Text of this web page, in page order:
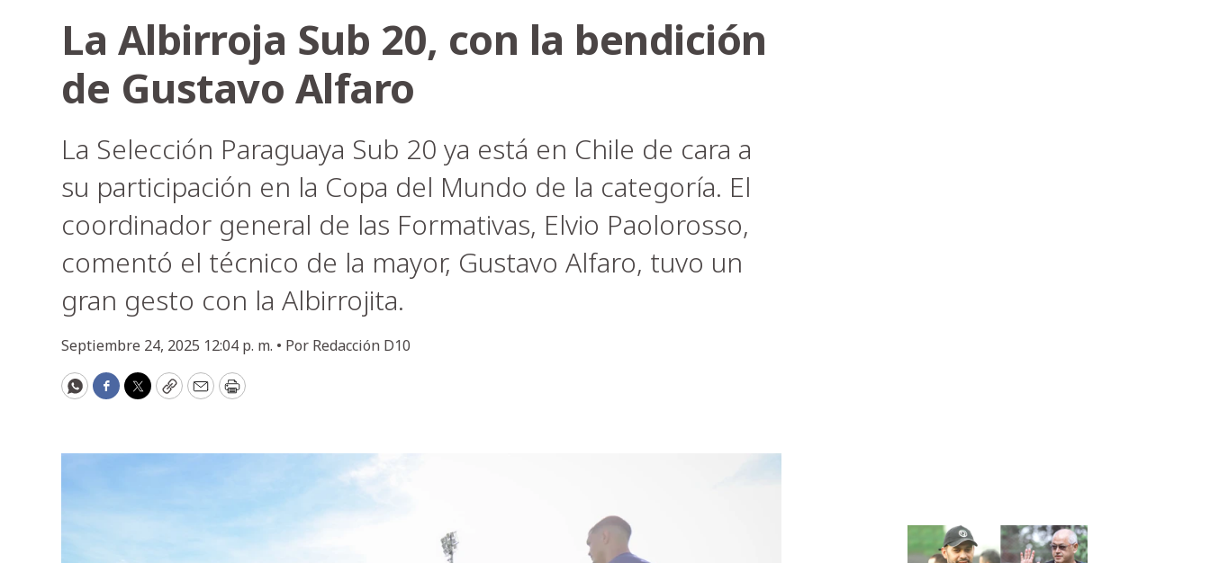
La Albirroja Sub 20, con la bendición
de Gustavo Alfaro
La Selección Paraguaya Sub 20 ya está en Chile de cara a
su participación en la Copa del Mundo de la categoría. El
coordinador general de las Formativas, Elvio Paolorosso,
comentó el técnico de la mayor, Gustavo Alfaro, tuvo un
gran gesto con la Albirrojita.
Septiembre 24, 2025 12:04 p. m. • Por Redacción D10
WhatsApp
Facebook
Twitter
CopyEmailPrint